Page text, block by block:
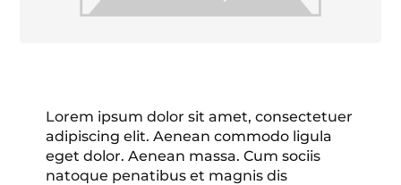
Lorem ipsum dolor sit amet, consectetuer
adipiscing elit. Aenean commodo ligula
eget dolor. Aenean massa. Cum sociis
natoque penatibus et magnis dis